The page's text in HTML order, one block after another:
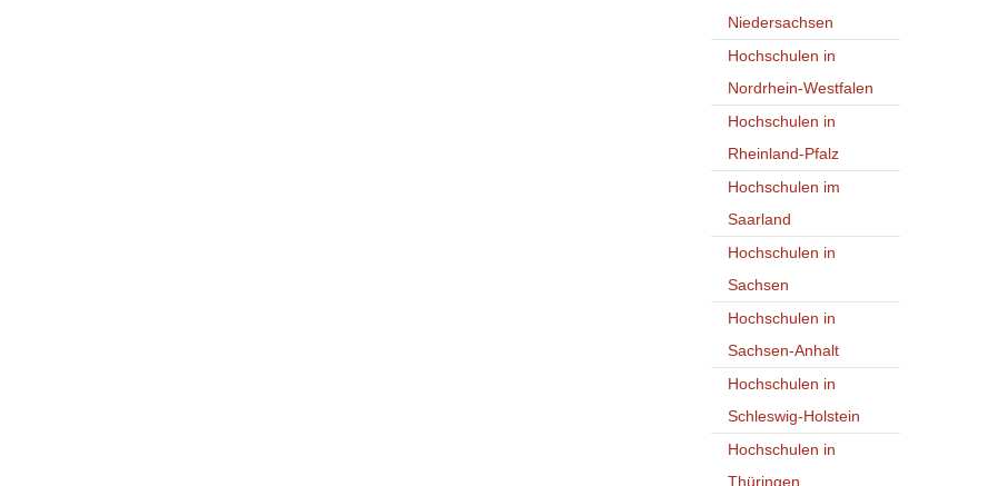
Niedersachsen
Hochschulen in
Nordrhein-Westfalen
Hochschulen in
Rheinland-Pfalz
Hochschulen im
Saarland
Hochschulen in
Sachsen
Hochschulen in
Sachsen-Anhalt
Hochschulen in
Schleswig-Holstein
Hochschulen in
Thüringen